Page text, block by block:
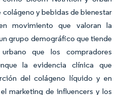
colágeno y bebidas de bienestar
movimiento que valoran la
grupo demográfico que tiende
que los compradores
la evidencia clínica que
del colágeno líquido y en
marketing de influencers y los